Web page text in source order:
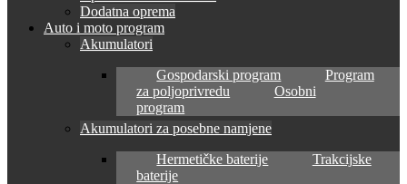
Dodatna oprema
Auto i moto program
Akumulatori
Gospodarski program
Program
za poljoprivredu
Osobni
program
Akumulatori za posebne namjene
Hermetičke baterije
Trakcijske
baterije